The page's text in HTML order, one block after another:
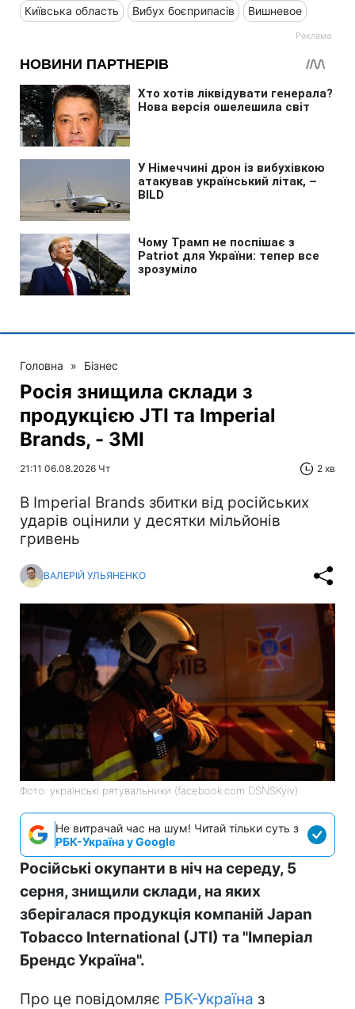
Київська область Вибух боєприпасів Вишневое
Головна » Бізнес
Росія знищила склади з
продукцією JTI та Imperial
Brands, - ЗМІ
21:11 06.08.2026 Чт 2 хв
В Imperial Brands збитки від російських
ударів оцінили у десятки мільйонів
гривень
ВАЛЕРІЙ УЛЬЯНЕНКО
Фото: українські рятувальники (facebook.com DSNSKyiv)
Не витрачай час на шум! Читай тільки суть з
РБК-Україна у Google
Російські окупанти в ніч на середу, 5
серня, знищили склади, на яких
зберігалася продукція компаній Japan
Tobacco International (JTI) та "Імперіал
Брендс Україна".
Про це повідомляє РБК-Україна з